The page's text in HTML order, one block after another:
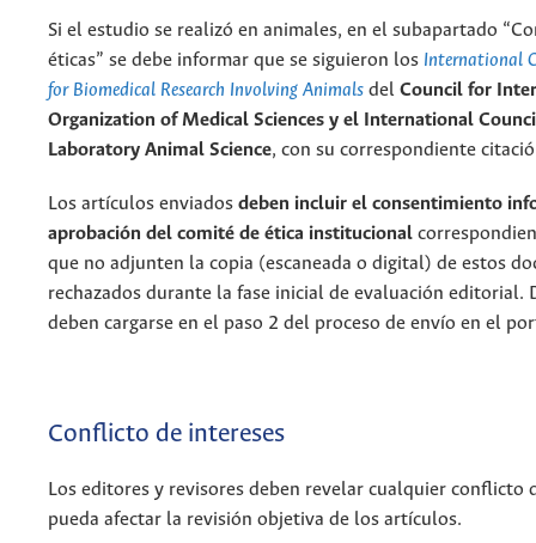
Si el estudio se realizó en animales, en el subapartado
éticas” se debe informar que se siguieron los International
for Biomedical Research Involving Animals del Council for
Organization of Medical Sciences y el International
Laboratory Animal Science, con su correspondiente
Los artículos enviados deben incluir el consentimiento
aprobación del comité de ética institucional
que no adjunten la copia (escaneada o digital) de estos
rechazados durante la fase inicial de evaluación editorial.
deben cargarse en el paso 2 del proceso de envío en el
Conflicto de intereses
Los editores y revisores deben revelar cualquier conflicto
pueda afectar la revisión objetiva de los artículos.